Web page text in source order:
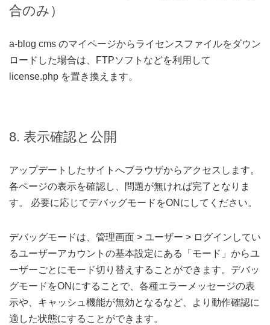
合のみ）
a-blog cms のマイページからライセンスファイルをダウン
ロードした場合は、FTPソフトなどを利用して
license.php を置き換えます。
8. 表示確認と公開
アップデートしたサイトへブラウザからアクセスします。
各ページの表示を確認し、問題が無ければ完了となりま
す。 必要に応じてデバッグモードをONにしてください。
デバッグモードは、管理画面 > ユーザー > ログインしてい
るユーザーアカウントの基本設定にある「モード」からユ
ーザーごとにモード切り替えすることができます。デバッ
グモードをONにすることで、各種エラーメッセージの表
示や、キャッシュ機能が無効となるなど、より動作確認に
適した状態にすることができます。